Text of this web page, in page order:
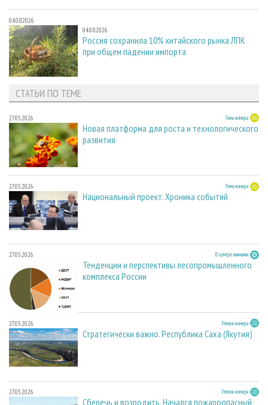
04.08.2026
04.08.2026
Россия сохранила 10% китайского рынка ЛПК
при общем падении импорта
СТАТЬИ ПО ТЕМЕ
27.05.2026 Тема номера
Новая платформа для роста и технологического
развития
27.05.2026 Тема номера
Национальный проект. Хроника событий
27.05.2026 В центре внимания
Тенденции и перспективы лесопромышленного
комплекса России
27.05.2026 Регион номера
Стратегически важно. Республика Саха (Якутия)
27.05.2026 Регион номера
Сберечь и возродить. Начался пожароопасный